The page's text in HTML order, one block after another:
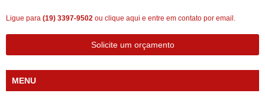
Ligue para (19) 3397-9502 ou clique aqui e entre em contato por email.
Solicite um orçamento
MENU